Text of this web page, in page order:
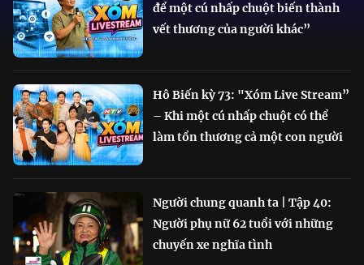
để một cú nhấp chuột biến thành
vết thương của người khác”
Hô Biến kỳ 73: "Xóm Live Stream”
– Khi một cú nhấp chuột có thể
làm tổn thương cả một con người
Người chung quanh ta | Tập 40:
Người phụ nữ 62 tuổi với những
chuyến xe nghĩa tình